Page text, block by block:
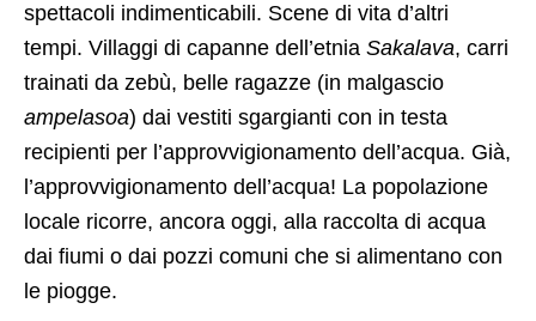
spettacoli indimenticabili. Scene di vita d’altri
tempi. Villaggi di capanne dell’etnia Sakalava, carri
trainati da zebù, belle ragazze (in malgascio
ampelasoa) dai vestiti sgargianti con in testa
recipienti per l’approvvigionamento dell’acqua. Già,
l’approvvigionamento dell’acqua! La popolazione
locale ricorre, ancora oggi, alla raccolta di acqua
dai fiumi o dai pozzi comuni che si alimentano con
le piogge.